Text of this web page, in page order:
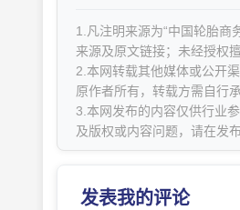
1.凡注明来源为“中国轮胎商
来源及原文链接；未经授权
2.本网转载其他媒体或公开
原作者所有，转载方需自行
3.本网发布的内容仅供行业
及版权或内容问题，请在发
发表我的评论